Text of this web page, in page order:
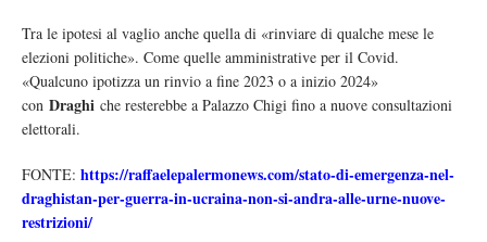
Tra le ipotesi al vaglio anche quella di «rinviare di qualche mese le
elezioni politiche». Come quelle amministrative per il Covid.
«Qualcuno ipotizza un rinvio a fine 2023 o a inizio 2024»
con Draghi che resterebbe a Palazzo Chigi fino a nuove consultazioni
elettorali.
FONTE: https://raffaelepalermonews.com/stato-di-emergenza-nel-
draghistan-per-guerra-in-ucraina-non-si-andra-alle-urne-nuove-
restrizioni/